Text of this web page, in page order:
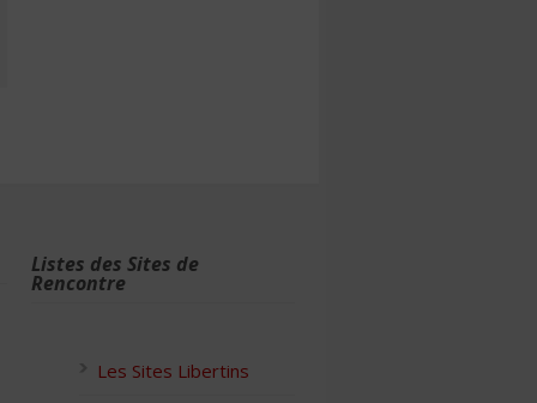
Listes des Sites de
Rencontre
Les Sites Libertins